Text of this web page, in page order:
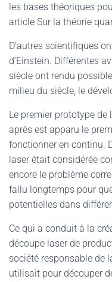
les bases théoriques
article Sur la théorie
D’autres scientifiques
d’Einstein. Différentes
siècle ont rendu
milieu du siècle, le
Le premier prototype de
après est apparu le
fonctionner en continu.
laser était considérée
encore le problème
fallu longtemps pour
potentielles dans
Ce qui a conduit à la
découpe laser de
société responsable de
utilisait pour découper